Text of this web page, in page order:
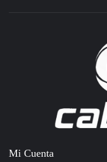
Mi Cuenta